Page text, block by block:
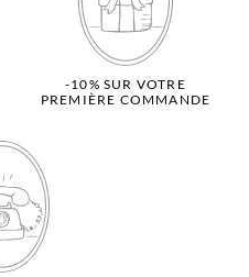
-10% SUR VOTRE
PREMIÈRE COMMANDE